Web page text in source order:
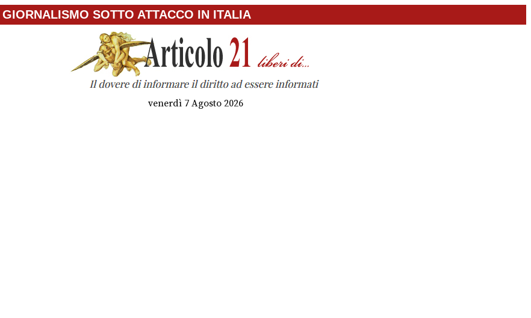
GIORNALISMO SOTTO ATTACCO IN ITALIA
venerdì 7 Agosto 2026